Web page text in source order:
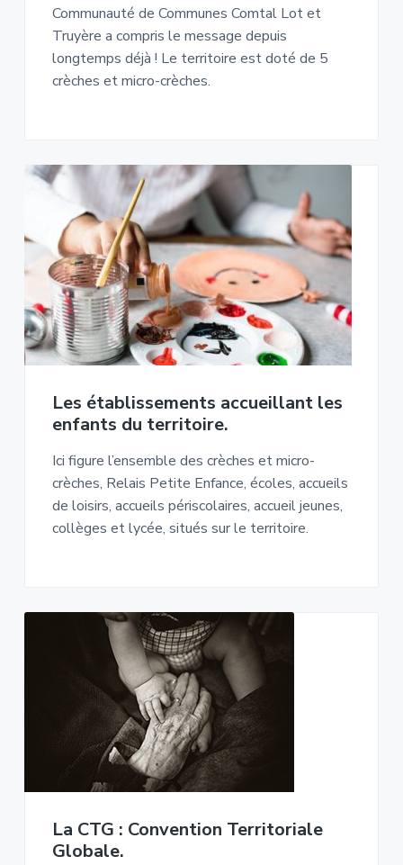
Communauté de Communes Comtal Lot et
Truyère a compris le message depuis
longtemps déjà ! Le territoire est doté de 5
crèches et micro-crèches.
Les établissements accueillant les
enfants du territoire.
Ici figure l’ensemble des crèches et micro-
crèches, Relais Petite Enfance, écoles, accueils
de loisirs, accueils périscolaires, accueil jeunes,
collèges et lycée, situés sur le territoire.
La CTG : Convention Territoriale
Globale.